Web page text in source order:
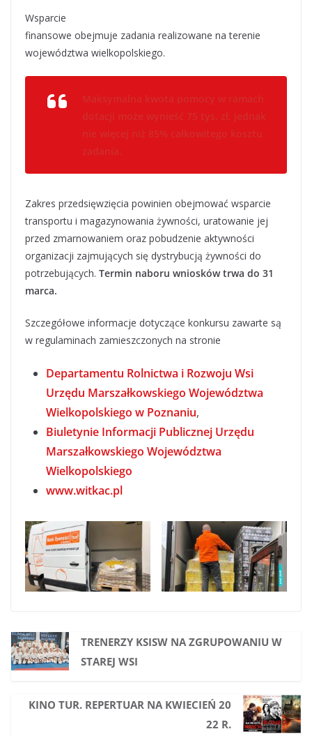
Wsparcie
finansowe obejmuje zadania realizowane na terenie
województwa wielkopolskiego.
Maksymalna kwota pomocy w ramach
dotacji może wynieść 75 tys. zł, jednak
nie więcej niż 85% całkowitego kosztu
zadania.
Zakres przedsięwzięcia powinien obejmować wsparcie
transportu i magazynowania żywności, uratowanie jej
przed zmarnowaniem oraz pobudzenie aktywności
organizacji zajmujących się dystrybucją żywności do
potrzebujących. Termin naboru wniosków trwa do 31
marca.
Szczegółowe informacje dotyczące konkursu zawarte są
w regulaminach zamieszczonych na stronie
Departamentu Rolnictwa i Rozwoju Wsi
Urzędu Marszałkowskiego Województwa
Wielkopolskiego w Poznaniu,
Biuletynie Informacji Publicznej Urzędu
Marszałkowskiego Województwa
Wielkopolskiego
www.witkac.pl
TRENERZY KSISW NA ZGRUPOWANIU W
STAREJ WSI
KINO TUR. REPERTUAR NA KWIECIEŃ 20
22 R.